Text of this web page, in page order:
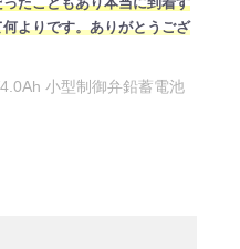
よりです。ありがとうござ
小型制御弁鉛蓄電池